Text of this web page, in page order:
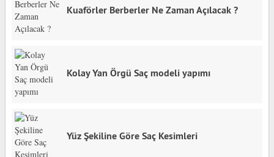
Kuaförler Berberler Ne Zaman Açılacak ?
Kolay Yan Örgü Saç modeli yapımı
Yüz Şekiline Göre Saç Kesimleri